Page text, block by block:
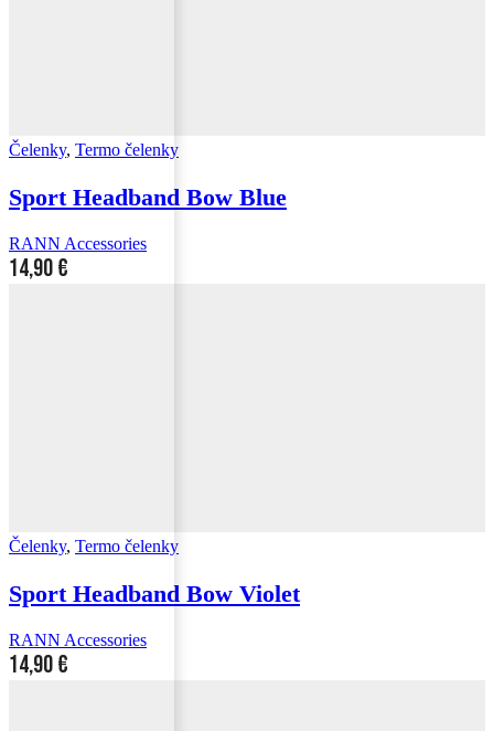
Čelenky, Termo čelenky
Sport Headband Bow Blue
RANN Accessories
14,90€
Čelenky, Termo čelenky
Sport Headband Bow Violet
RANN Accessories
14,90€